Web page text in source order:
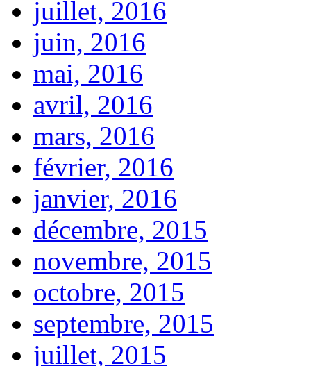
juillet, 2016
juin, 2016
mai, 2016
avril, 2016
mars, 2016
février, 2016
janvier, 2016
décembre, 2015
novembre, 2015
octobre, 2015
septembre, 2015
juillet, 2015